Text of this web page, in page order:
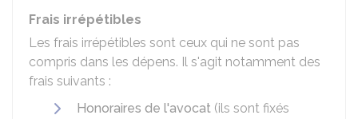
Frais irrépétibles
Les frais irrépétibles sont ceux qui ne sont pas
compris dans les dépens. Il s'agit notamment des
frais suivants :
Honoraires de l'avocat (ils sont fixés